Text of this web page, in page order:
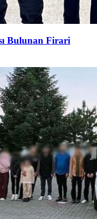
Bulunan Firari